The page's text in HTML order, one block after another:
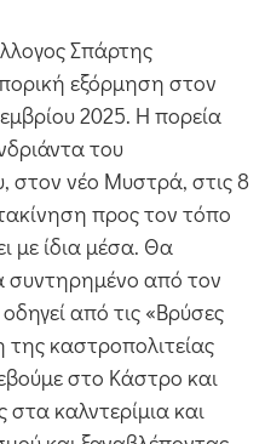
Σπάρτης
εξόρμηση στον
2025. Η πορεία
του
στον νέο Μυστρά, στις 8
προς τον τόπο
με ίδια μέσα. Θα
συντηρημένο από τον
από τις «Βρύσες
καστροπολιτείας
στο Κάστρο και
καλντερίμια και